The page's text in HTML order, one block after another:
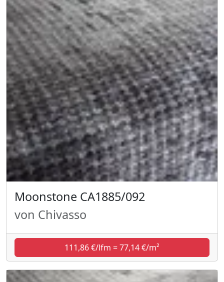
Moonstone CA1885/092
von Chivasso
111,86 €/lfm = 77,14 €/m²